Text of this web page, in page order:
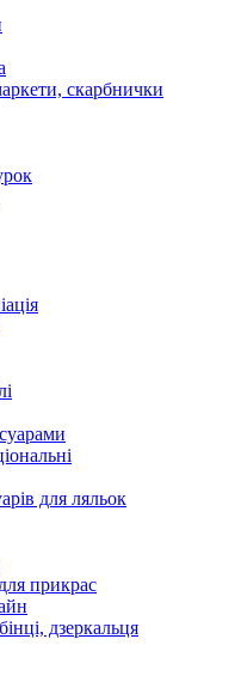
скарбнички
для ляльок
прикрас
дзеркальця